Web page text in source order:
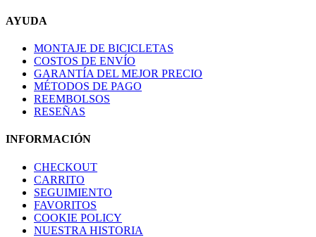
AYUDA
MONTAJE DE BICICLETAS
COSTOS DE ENVÍO
GARANTÍA DEL MEJOR PRECIO
MÉTODOS DE PAGO
REEMBOLSOS
RESEÑAS
INFORMACIÓN
CHECKOUT
CARRITO
SEGUIMIENTO
FAVORITOS
COOKIE POLICY
NUESTRA HISTORIA